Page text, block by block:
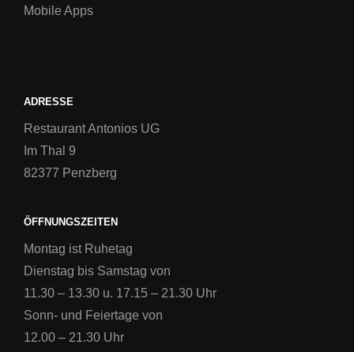
Mobile Apps
ADRESSE
Restaurant Antonios UG
Im Thal 9
82377 Penzberg
ÖFFNUNGSZEITEN
Montag ist Ruhetag
Dienstag bis Samstag von
11.30 – 13.30 u. 17.15 – 21.30 Uhr
Sonn- und Feiertage von
12.00 – 21.30 Uhr